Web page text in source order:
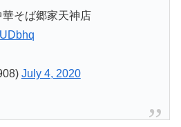
そば郷家天神店
July 4, 2020